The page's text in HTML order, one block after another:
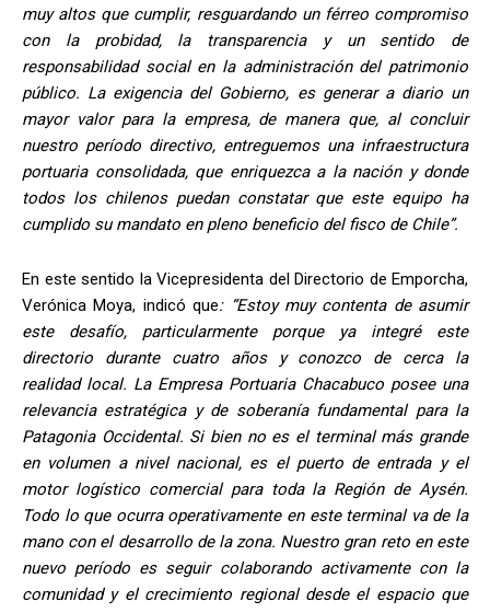
muy altos que cumplir, resguardando un férreo compromiso
con la probidad, la transparencia y un sentido de
responsabilidad social en la administración del patrimonio
público. La exigencia del Gobierno, es generar a diario un
mayor valor para la empresa, de manera que, al concluir
nuestro período directivo, entreguemos una infraestructura
portuaria consolidada, que enriquezca a la nación y donde
todos los chilenos puedan constatar que este equipo ha
cumplido su mandato en pleno beneficio del fisco de Chile”.
En este sentido la Vicepresidenta del Directorio de Emporcha,
Verónica Moya, indicó que: “Estoy muy contenta de asumir
este desafío, particularmente porque ya integré este
directorio durante cuatro años y conozco de cerca la
realidad local. La Empresa Portuaria Chacabuco posee una
relevancia estratégica y de soberanía fundamental para la
Patagonia Occidental. Si bien no es el terminal más grande
en volumen a nivel nacional, es el puerto de entrada y el
motor logístico comercial para toda la Región de Aysén.
Todo lo que ocurra operativamente en este terminal va de la
mano con el desarrollo de la zona. Nuestro gran reto en este
nuevo período es seguir colaborando activamente con la
comunidad y el crecimiento regional desde el espacio que